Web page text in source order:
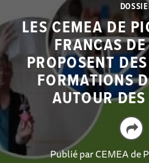
LES CEMEA DE
FRANCAS
PROPOSENT
FORMATIONS
AUTOUR
Publié parCEMEA de